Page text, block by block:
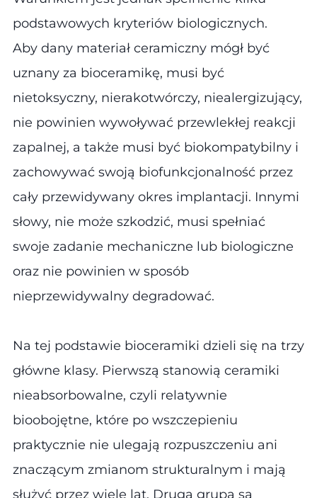
podstawowych kryteriów biologicznych.
Aby dany materiał ceramiczny mógł być
uznany za bioceramikę, musi być
nietoksyczny, nierakotwórczy, niealergizujący,
nie powinien wywoływać przewlekłej reakcji
zapalnej, a także musi być biokompatybilny i
zachowywać swoją biofunkcjonalność przez
cały przewidywany okres implantacji. Innymi
słowy, nie może szkodzić, musi spełniać
swoje zadanie mechaniczne lub biologiczne
oraz nie powinien w sposób
nieprzewidywalny degradować.
Na tej podstawie bioceramiki dzieli się na trzy
główne klasy. Pierwszą stanowią ceramiki
nieabsorbowalne, czyli relatywnie
bioobojętne, które po wszczepieniu
praktycznie nie ulegają rozpuszczeniu ani
znaczącym zmianom strukturalnym i mają
służyć przez wiele lat. Drugą grupą są